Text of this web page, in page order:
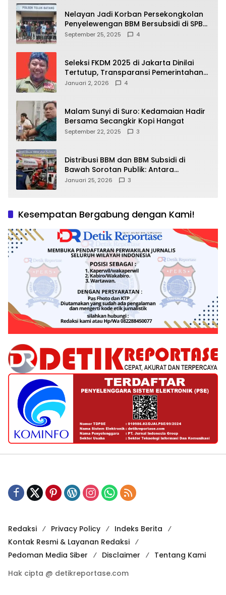
Nelayan Jadi Korban Persekongkolan
Penyelewengan BBM Bersubsidi di SPBU
64.78809 Teluk Batang
September 25, 2025 4
Seleksi FKDM 2025 di Jakarta Dinilai
Tertutup, Transparansi Pemerintahan
Pramono–Rano Dipertanyakan
Januari 2, 2026 4
Malam Sunyi di Suro: Kedamaian Hadir
Bersama Secangkir Kopi Hangat
September 22, 2025 3
Distribusi BBM dan BBM Subsidi di
Bawah Sorotan Publik: Antara
Kepentingan Negara, Hak Konsumen,
Januari 25, 2026 3
Kesempatan Bergabung dengan Kami!
Redaksi Privacy Policy
Indeks Berita
Kontak Resmi & Layanan Redaksi
Pedoman Media Siber
Disclaimer
Tentang Kami
Hak cipta @ detikreportase.com